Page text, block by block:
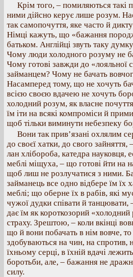
Крім того, – помиляються такі
ними дійсно керує лише розум.
так самопочуття, яке часто й
Німці кажуть, що «бажання
батьком. Англійці звуть таку
Чому люди холодного розуму не
Чому готові завжди до «лояльної
займанцем? Чому не бачать
Насамперед тому, що не хочуть
всією своєю вдачею не хочуть
холодний розум, як власне
їм іти на всякі компроміси й
щоб тільки виминути небезпеку
Вони так прив’язані охлялим
до своєї хатки, до свого
лан хлібороба, катедра науковця,
меблі міщуха, – що готові йти на
щоб лиш не розлучатися з ними.
займанець все одно відбере їм їх
меблі; що оберне їх в рабів, які
чужої дудки співати й танцювати,
дає їм як короткозорий «холодний
страху. Зрештою, – коли вкінці
що й вони побачать в нім вовче, то
здобуваються на чин, на спротив,
їхньому серці, в їхній вдачі
боротьби, але, – бажання не
силу.